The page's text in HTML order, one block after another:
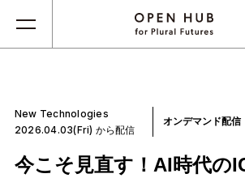
New Technologies
2026.04.03(Fri) から配信
オンデマンド配信
今こそ見直す！AI時代の